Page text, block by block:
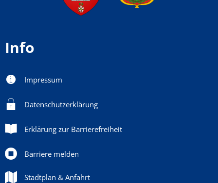
Info
Impressum
Datenschutzerklärung
Erklärung zur Barrierefreiheit
Barriere melden
Stadtplan & Anfahrt